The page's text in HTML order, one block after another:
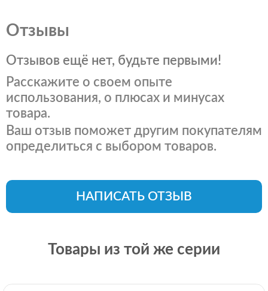
Отзывы
Отзывов ещё нет, будьте первыми!
Расскажите о своем опыте
использования, о плюсах и минусах
товара.
Ваш отзыв поможет другим покупателям
определиться с выбором товаров.
НАПИСАТЬ ОТЗЫВ
Товары из той же серии